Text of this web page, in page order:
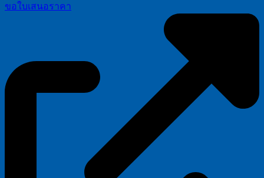
ขอใบเสนอราคา